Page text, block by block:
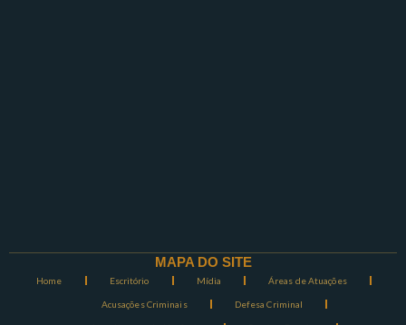
MAPA DO SITE
Home Escritório Mídia Áreas de Atuações
Acusações Criminais Defesa Criminal